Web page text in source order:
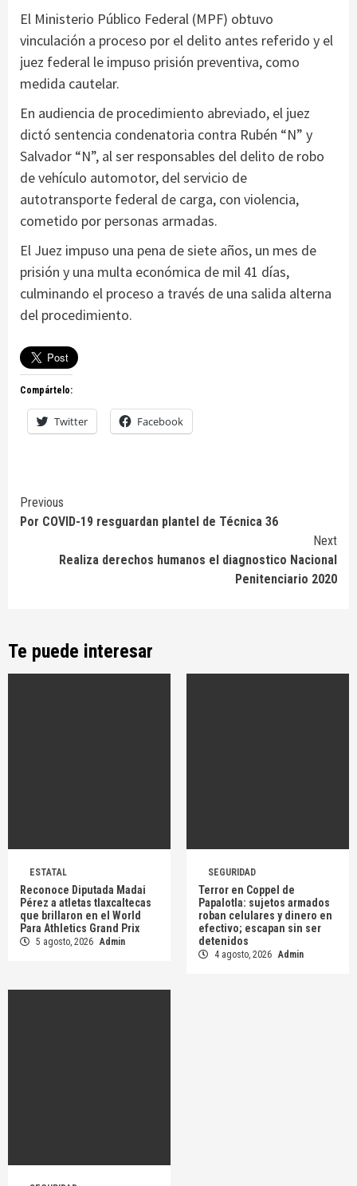
El Ministerio Público Federal (MPF) obtuvo
vinculación a proceso por el delito antes referido y el
juez federal le impuso prisión preventiva, como
medida cautelar.
En audiencia de procedimiento abreviado, el juez
dictó sentencia condenatoria contra Rubén “N” y
Salvador “N”, al ser responsables del delito de robo
de vehículo automotor, del servicio de
autotransporte federal de carga, con violencia,
cometido por personas armadas.
El Juez impuso una pena de siete años, un mes de
prisión y una multa económica de mil 41 días,
culminando el proceso a través de una salida alterna
del procedimiento.
Compártelo:
Twitter Facebook
Continue
Reading
Previous
Por COVID-19 resguardan plantel de Técnica 36
Next
Realiza derechos humanos el diagnostico Nacional
Penitenciario 2020
Te puede interesar
ESTATAL
Reconoce Diputada Madai
Pérez a atletas tlaxcaltecas
que brillaron en el World
Para Athletics Grand Prix
5 agosto, 2026 Admin
SEGURIDAD
Terror en Coppel de
Papalotla: sujetos armados
roban celulares y dinero en
efectivo; escapan sin ser
detenidos
4 agosto, 2026 Admin